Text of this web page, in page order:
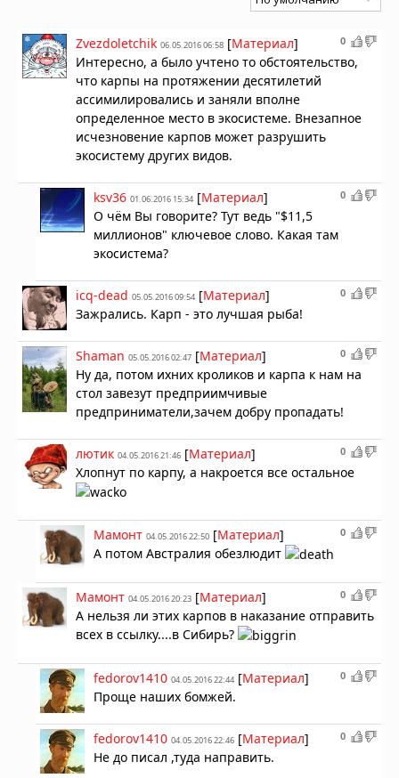
0
Zvezdoletchik 06.05.2016 06:58 [Материал]
Интересно, а было учтено то обстоятельство,
что карпы на протяжении десятилетий
ассимилировались и заняли вполне
определенное место в экосистеме. Внезапное
исчезновение карпов может разрушить
экосистему других видов.
0
ksv36 01.06.2016 15:34 [Материал]
О чём Вы говорите? Тут ведь "$11,5
миллионов" ключевое слово. Какая там
экосистема?
0
icq-dead 05.05.2016 09:54 [Материал]
Зажрались. Карп - это лучшая рыба!
0
Shaman 05.05.2016 02:47 [Материал]
Ну да, потом ихних кроликов и карпа к нам на
стол завезут предприимчивые
предприниматели,зачем добру пропадать!
0
лютик 04.05.2016 21:46 [Материал]
Хлопнут по карпу, а накроется все остальное
0
Мамонт 04.05.2016 22:50 [Материал]
А потом Австралия обезлюдит
0
Мамонт 04.05.2016 20:23 [Материал]
А нельзя ли этих карпов в наказание отправить
всех в ссылку....в Сибирь?
0
fedorov1410 04.05.2016 22:44 [Материал]
Проще наших бомжей.
0
fedorov1410 04.05.2016 22:46 [Материал]
Не до писал ,туда направить.